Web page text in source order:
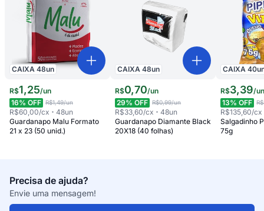
CAIXA 48un
R$1,25/un
16% OFF R$1,49/un
R$60,00/cx 48un
Guardanapo Malu Formato
21 x 23 (50 unid.)
CAIXA48un
R$0,70/un
29% OFF R$0,99/un
R$33,60/cx 48un
Guardanapo Diamante Black
20X18 (40 folhas)
CAIXA40
R$3,39/
13% OFF
R$135,60/cx
Salgadinho
75g
Precisa de ajuda?
Envie uma mensagem!